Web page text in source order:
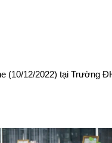
(10/12/2022) tại Trường